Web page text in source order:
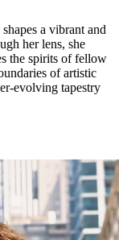
a vibrant and
her lens, she
the spirits of fellow
of artistic
evolving tapestry